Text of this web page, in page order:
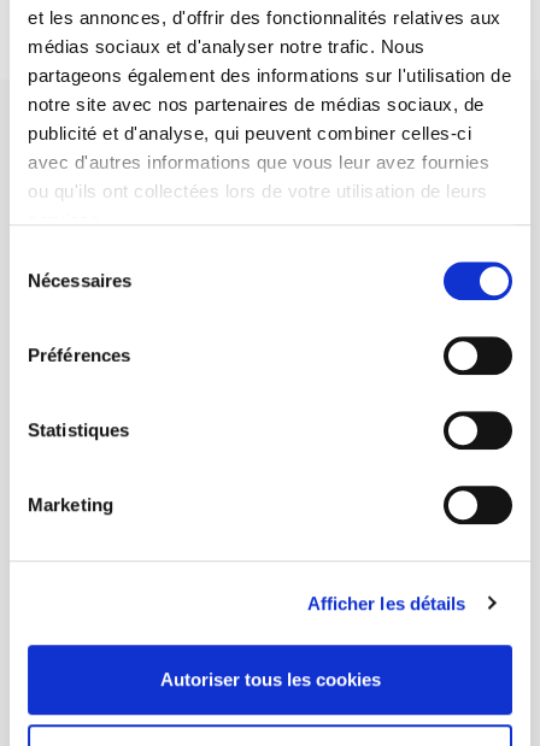
et les annonces, d'offrir des fonctionnalités relatives aux
médias sociaux et d'analyser notre trafic. Nous
partageons également des informations sur l'utilisation de
notre site avec nos partenaires de médias sociaux, de
publicité et d'analyse, qui peuvent combiner celles-ci
avec d'autres informations que vous leur avez fournies
ou qu'ils ont collectées lors de votre utilisation de leurs
Nécessaires
Préférences
Statistiques
Marketing
Afficher les détails
Autoriser tous les cookies
à la transmission des savoirs et des idées
CONTACTS
POUR LES LIBRAIRES
MON COMPTE
4 sept. 2026